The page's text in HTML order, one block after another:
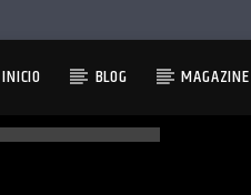
INICIO BLOG MAGAZINE